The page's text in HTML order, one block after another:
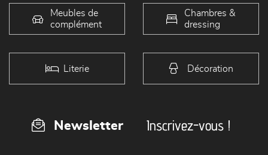
Meubles de
complément
Chambres &
dressing
Literie Décoration
Newsletter Inscrivez-vous !